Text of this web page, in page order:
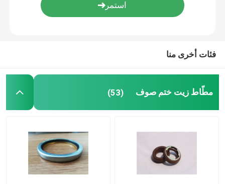
أجزاء المطاط مصبوب
المعادن ختم غسالة
المثبتات المعدنية والسحابات
فئات أخرى منا
مطّاط زيت ختم صوف (53)